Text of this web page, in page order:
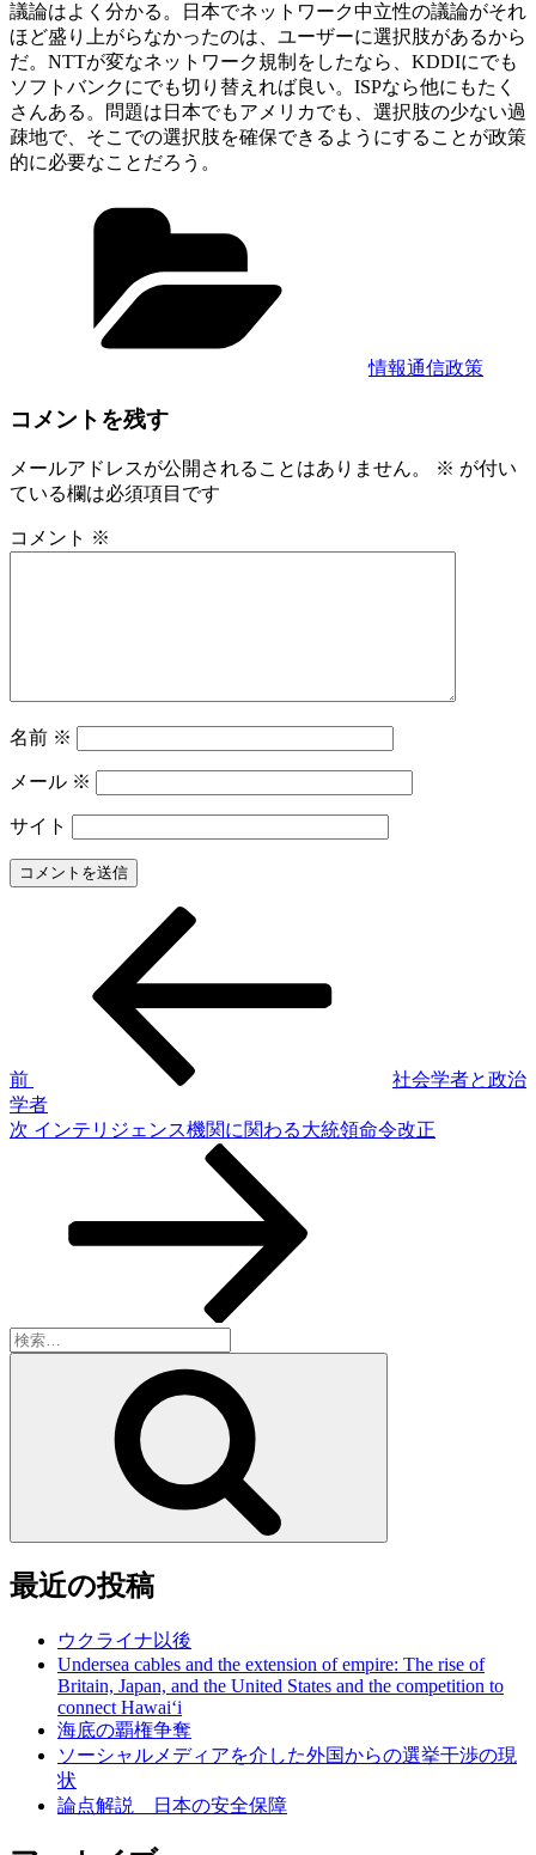
議論はよく分かる。日本でネットワーク中立性の議論がそれ
ほど盛り上がらなかったのは、ユーザーに選択肢があるから
だ。NTTが変なネットワーク規制をしたなら、KDDIにでも
ソフトバンクにでも切り替えれば良い。ISPなら他にもたく
さんある。問題は日本でもアメリカでも、選択肢の少ない過
疎地で、そこでの選択肢を確保できるようにすることが政策
的に必要なことだろう。
情報通信政策
コメントを残す
メールアドレスが公開されることはありません。 ※ が付い
ている欄は必須項目です
コメント ※
名前 ※
メール ※
サイト
ゲ
ー
前
社会学者と政治
学者
次
次 インテリジェンス機関に関わる大統領命令改正
検
索:
最近の投稿
ウクライナ以後
Undersea cables and the extension of empire: The rise of
Britain, Japan, and the United States and the competition to
connect Hawai‘i
海底の覇権争奪
ソーシャルメディアを介した外国からの選挙干渉の現
状
論点解説 日本の安全保障